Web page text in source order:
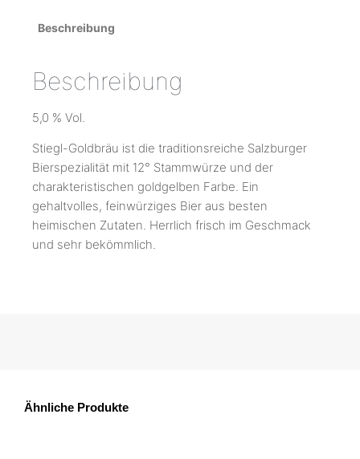
Beschreibung
Beschreibung
5,0 % Vol.
Stiegl-Goldbräu ist die traditionsreiche Salzburger
Bierspezialität mit 12° Stammwürze und der
charakteristischen goldgelben Farbe. Ein
gehaltvolles, feinwürziges Bier aus besten
heimischen Zutaten. Herrlich frisch im Geschmack
und sehr bekömmlich.
Ähnliche Produkte